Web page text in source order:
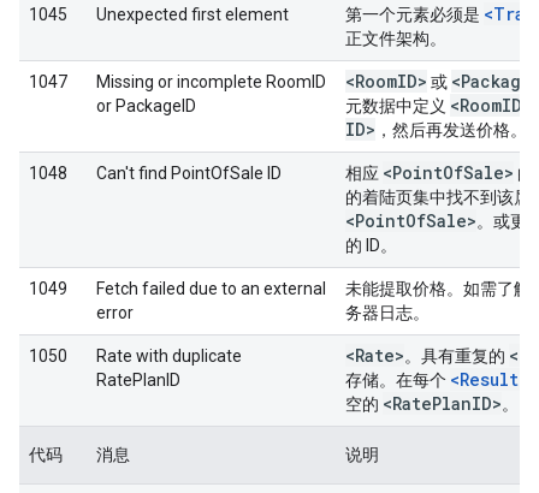
1045 Unexpected first element 第一个元素必须是
正文件架构。
1047
Missing or incomplete RoomID
or PackageID
<RoomID> 或 <Package
元数据中定义 <RoomID>
ID> ，然后再发送价格。
1048 Can't find PointOfSale ID 相应 <PointOfSale> 的
的着陆页集中找不到该属
<PointOfSale>。或更
的 ID。
1049
Fetch failed due to an external
error
未能提取价格。如需了解
务器日志。
1050
Rate with duplicate
RatePlanID
<Rate>。具有重复的
存储。在每个 <Result>
空的 <RatePlanID>。
代码 消息 说明